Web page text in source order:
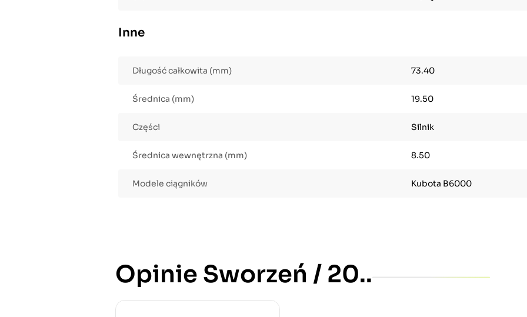
Inne
Długość całkowita (mm) 73.40
Średnica (mm) 19.50
Części Silnik
Średnica wewnętrzna (mm) 8.50
Modele ciągników Kubota B6000
Opinie Sworzeń / 20..